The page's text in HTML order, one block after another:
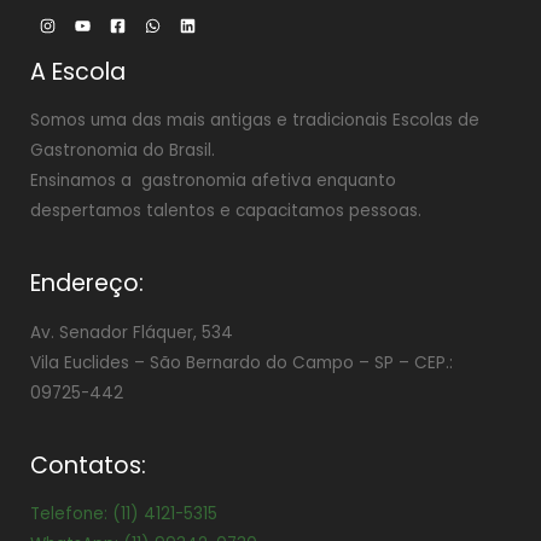
A Escola
Somos uma das mais antigas e tradicionais Escolas de
Gastronomia do Brasil.
Ensinamos a gastronomia afetiva enquanto
despertamos talentos e capacitamos pessoas.
Endereço:
Av. Senador Fláquer, 534
Vila Euclides – São Bernardo do Campo – SP – CEP.:
09725-442
Contatos:
Telefone: (11) 4121-5315